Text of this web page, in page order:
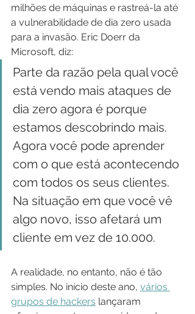
milhões de máquinas e rastreá-la até
a vulnerabilidade de dia zero usada
para a invasão. Eric Doerr da
Microsoft, diz:
Parte da razão pela qual você
está vendo mais ataques de
dia zero agora é porque
estamos descobrindo mais.
Agora você pode aprender
com o que está acontecendo
com todos os seus clientes.
Na situação em que você vê
algo novo, isso afetará um
cliente em vez de 10.000.
A realidade, no entanto, não é tão
simples. No início deste ano, vários
grupos de hackers lançaram